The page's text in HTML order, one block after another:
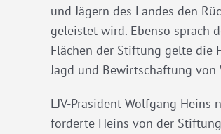
und Jägern des Landes den
geleistet wird. Ebenso sprach
Flächen der Stiftung gelte die
Jagd und Bewirtschaftung von
LJV-Präsident Wolfgang
forderte Heins von der